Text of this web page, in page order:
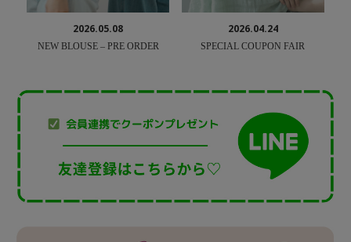
2026.05.08
NEW BLOUSE – PRE ORDER
2026.04.24
SPECIAL COUPON FAIR